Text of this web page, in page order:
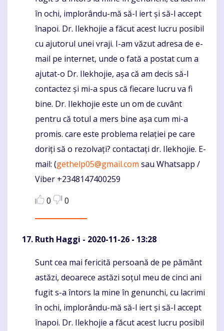
în ochi, implorându-mă să-l iert și să-l accept
înapoi. Dr. Ilekhojie a făcut acest lucru posibil
cu ajutorul unei vraji. I-am văzut adresa de e-
mail pe internet, unde o fată a postat cum a
ajutat-o Dr. Ilekhojie, așa că am decis să-l
contactez și mi-a spus că fiecare lucru va fi
bine. Dr. Ilekhojie este un om de cuvânt
pentru că totul a mers bine așa cum mi-a
promis. care este problema relației pe care
doriți să o rezolvați? contactați dr. Ilekhojie. E-
mail: (gethelp05@gmail.com sau Whatsapp /
Viber +2348147400259
0
0
Ruth Haggi - 2020-11-26 - 13:28
Komentaras
Sunt cea mai fericită persoană de pe pământ
astăzi, deoarece astăzi soțul meu de cinci ani
fugit s-a întors la mine în genunchi, cu lacrimi
în ochi, implorându-mă să-l iert și să-l accept
înapoi. Dr. Ilekhojie a făcut acest lucru posibil